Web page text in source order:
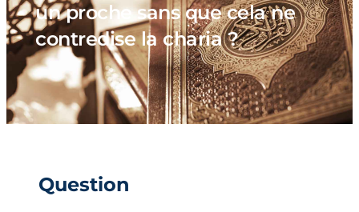
un proche sans que cela ne
contredise la charia ?
Question